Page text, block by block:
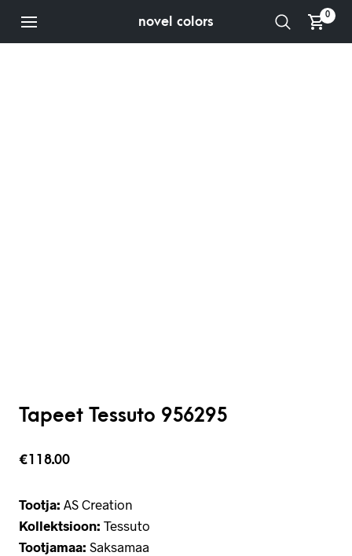
novel colors 0
Tapeet Tessuto 956295
€118.00
Tootja: AS Creation
Kollektsioon: Tessuto
Tootjamaa: Saksamaa